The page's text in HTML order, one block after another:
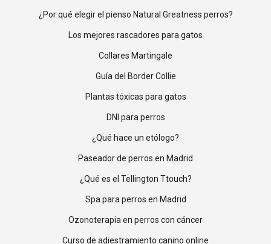
¿Por qué elegir el pienso Natural Greatness perros?
Los mejores rascadores para gatos
Collares Martingale
Guía del Border Collie
Plantas tóxicas para gatos
DNI para perros
¿Qué hace un etólogo?
Paseador de perros en Madrid
¿Qué es el Tellington Ttouch?
Spa para perros en Madrid
Ozonoterapia en perros con cáncer
Curso de adiestramiento canino online